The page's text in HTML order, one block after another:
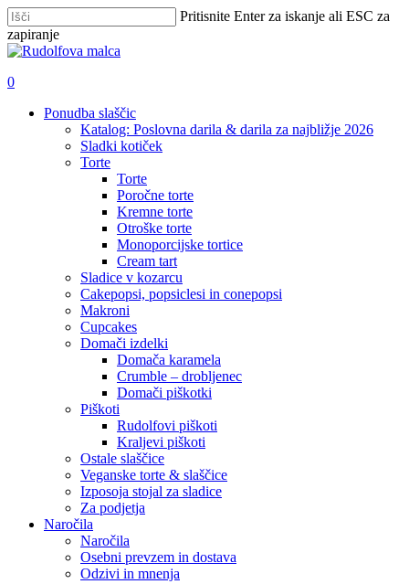
Skip
to
main
Pritisnite Enter za iskanje ali ESC za
zapiranje
Zapri
išči
account
0
Ponudba slaščic
Katalog: Poslovna darila & darila za najbližje 2026
Sladki kotiček
Torte
Torte
Poročne torte
Kremne torte
Otroške torte
Monoporcijske tortice
Cream tart
Sladice v kozarcu
Cakepopsi, popsiclesi in conepopsi
Makroni
Cupcakes
Domači izdelki
Domača karamela
Crumble – drobljenec
Domači piškotki
Piškoti
Rudolfovi piškoti
Kraljevi piškoti
Ostale slaščice
Veganske torte & slaščice
Izposoja stojal za sladice
Za podjetja
Naročila
Naročila
Osebni prevzem in dostava
Odzivi in mnenja